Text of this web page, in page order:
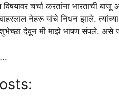
चर्चा करतांना भारताची
नेहरू यांचे निधन झाले. त्यांच्या
शुभेच्छा देवून मी माझे भाषण संपले. असे